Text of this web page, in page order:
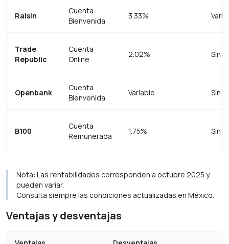
Raisin
Cuenta
Bienvenida
3.33%
Trade
Republic
Cuenta
Online
2.02% Sin
Openbank
Cuenta
Bienvenida
Variable Sin
B100
Cuenta
Remunerada
1.75% Sin
Nota: Las rentabilidades corresponden a octubre 2025 y
pueden variar.
Consulta siempre las condiciones actualizadas en México.
Ventajas y desventajas